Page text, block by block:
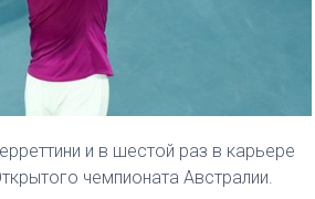
и в шестой раз в карьере
чемпионата Австралии.